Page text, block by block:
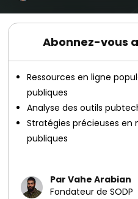
Abonnez-vous
Ressources en ligne
publiques
Analyse des outils
Stratégies précieuses
publiques
Par Vahe Arabian
Fondateur de SODP